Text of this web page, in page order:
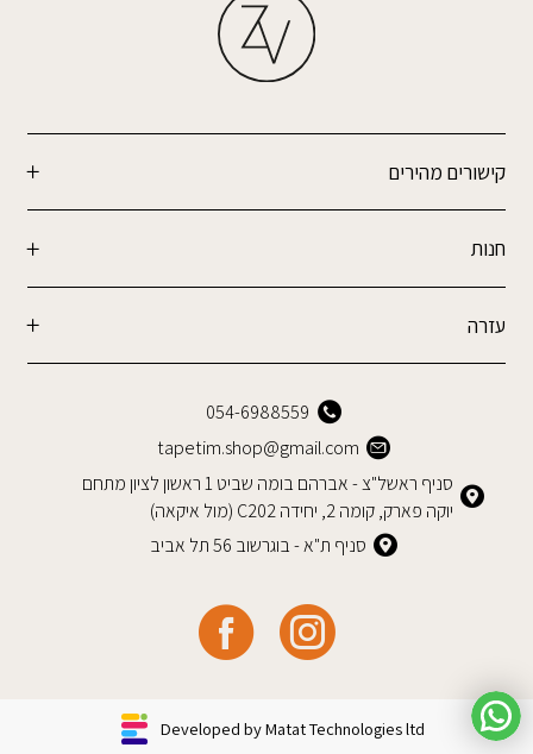
קישורים מהירים
חנות
עזרה
054-6988559
tapetim.shop@gmail.com
סניף ראשל"צ - אברהם בומה שביט 1 ראשון לציון מתחם
יוקה פארק, קומה 2, יחידה C202 (מול איקאה)
סניף ת"א - בוגרשוב 56 תל אביב
Developed by Matat Technologies ltd